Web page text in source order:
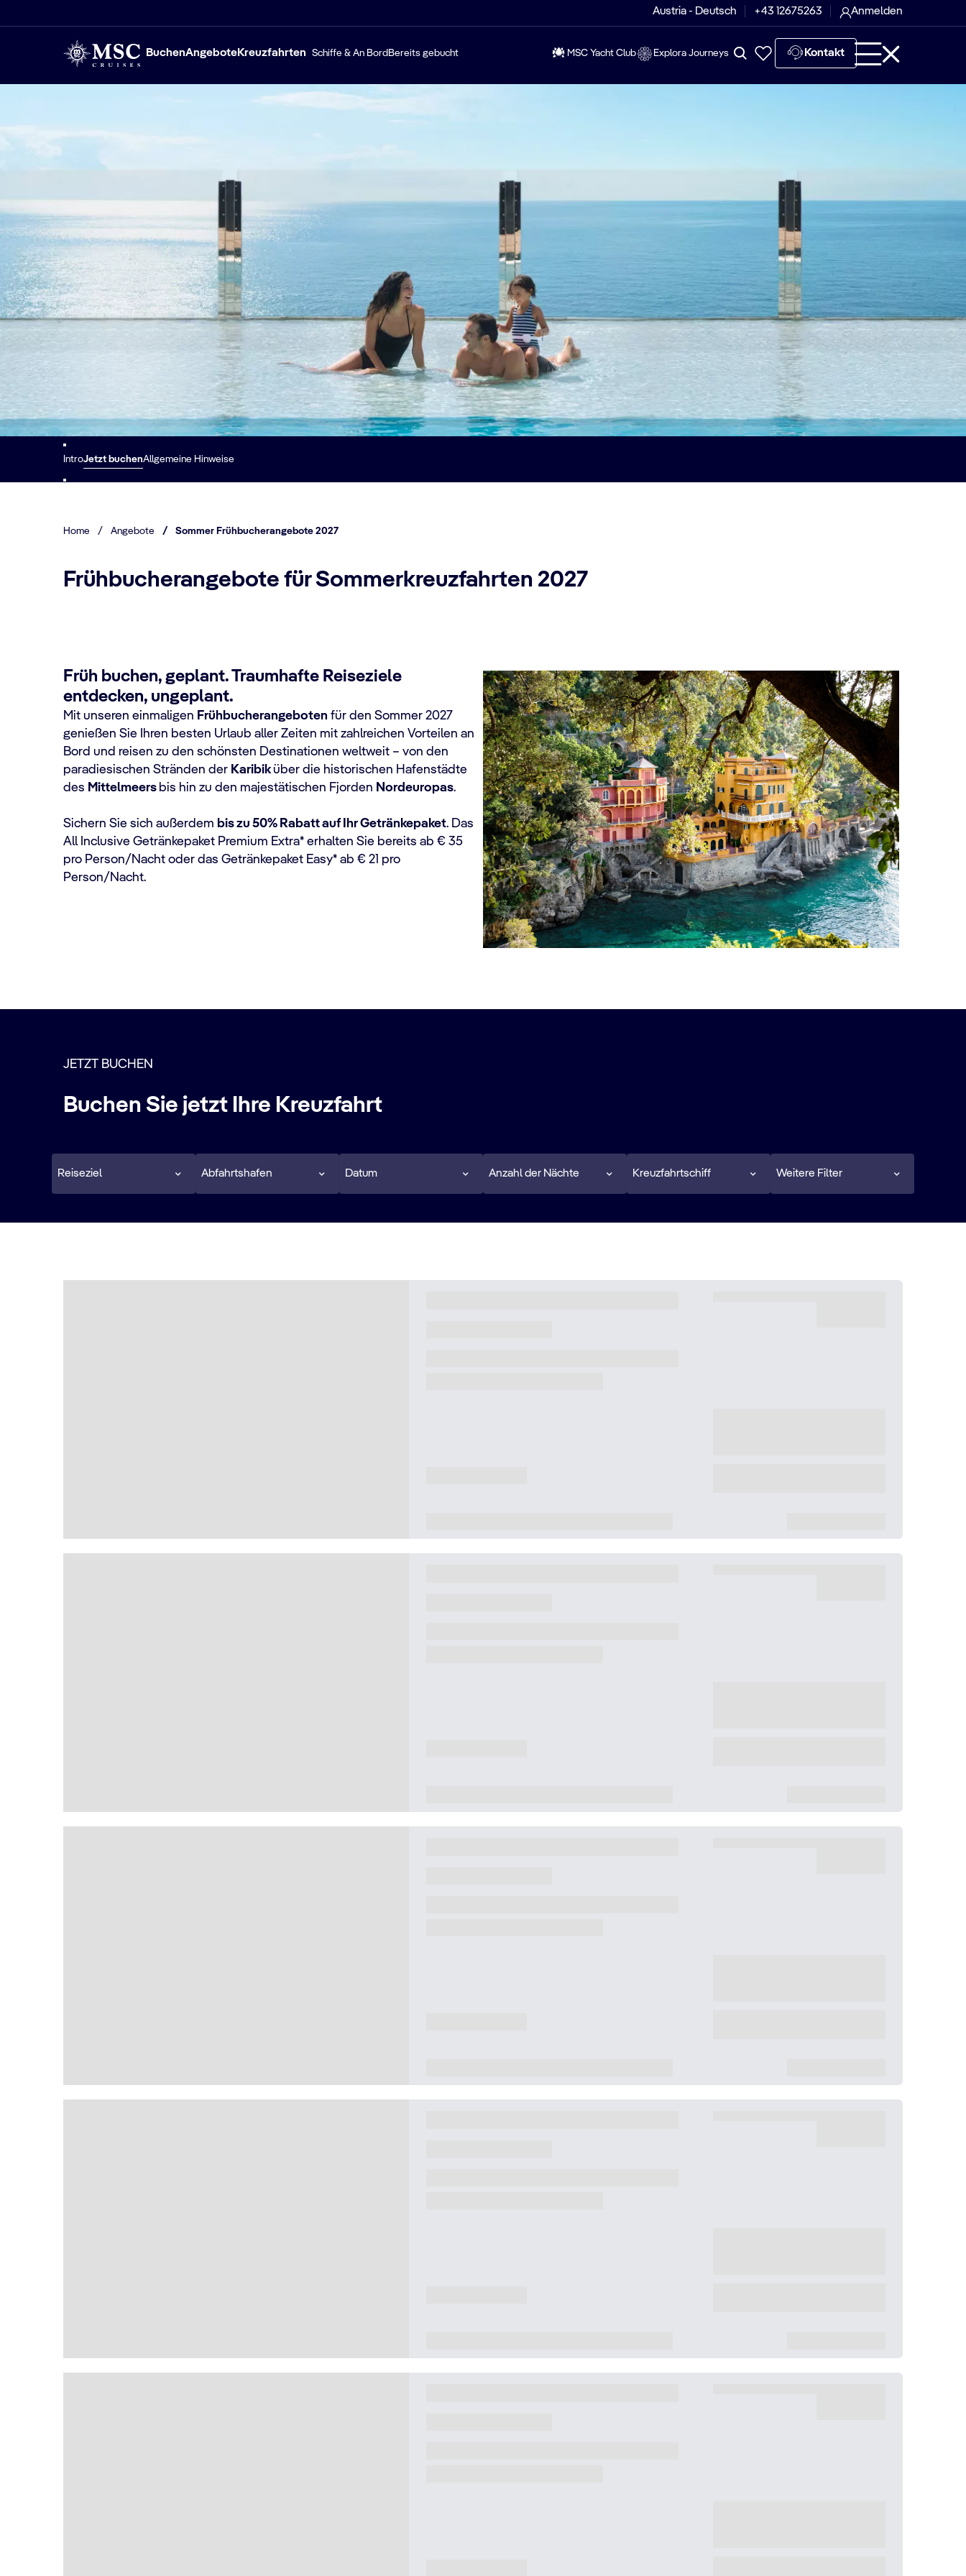
Austria - Deutsch +43 12675263 Anmelden
BuchenAngeboteKreuzfahrten Schiffe & An Bord Bereits gebucht MSC Yacht Club Explora Journeys Kontakt
IntroJetzt buchenAllgemeine Hinweise
Home / Angebote / Sommer Frühbucherangebote 2027
Frühbucherangebote für Sommerkreuzfahrten 2027
Früh buchen, geplant. Traumhafte Reiseziele
entdecken, ungeplant.
Mit unseren einmaligen Frühbucherangeboten für den Sommer 2027
genießen Sie Ihren besten Urlaub aller Zeiten mit zahlreichen Vorteilen an
Bord und reisen zu den schönsten Destinationen weltweit – von den
paradiesischen Stränden der Karibiküber die historischen Hafenstädte
des Mittelmeers bis hin zu den majestätischen Fjorden Nordeuropas.
Sichern Sie sich außerdem bis zu 50% Rabatt auf Ihr Getränkepaket. Das
All Inclusive Getränkepaket Premium Extra* erhalten Sie bereits ab € 35
pro Person/Nacht oder das Getränkepaket Easy* ab € 21 pro
Person/Nacht.
JETZT BUCHEN
Buchen Sie jetzt Ihre Kreuzfahrt
Reiseziel Abfahrtshafen Datum Anzahl der Nächte Kreuzfahrtschiff Weitere Filter